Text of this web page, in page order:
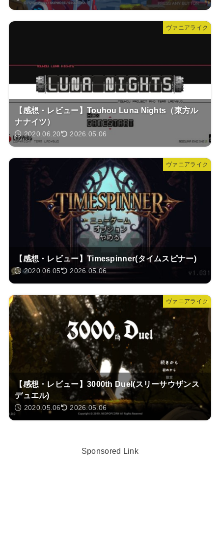
ヴァニアライク
【感想・レビュー】Touhou Luna Nights（東方ル
ナナイツ）
2020.06.20 2026.05.06
ヴァニアライク
【感想・レビュー】Timespinner(タイムスピナー)
2020.06.05 2026.05.06
ヴァニアライク
【感想・レビュー】3000th Duel(スリーサウザンス
デュエル)
2020.05.06 2026.05.06
Sponsored Link